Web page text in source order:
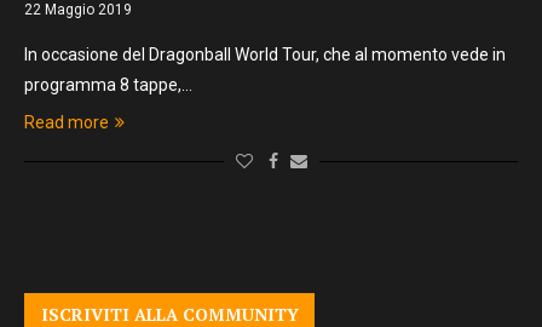
22 Maggio 2019
In occasione del Dragonball World Tour, che al momento vede in
programma 8 tappe,…
Read more
ISCRIVITI ALLA COMMUNITY